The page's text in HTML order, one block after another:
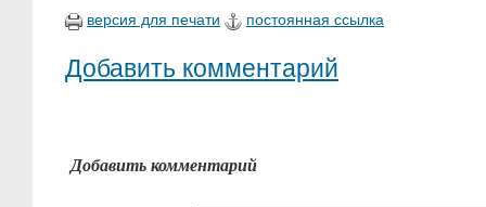
версия для печати постоянная ссылка
Добавить комментарий
Добавить комментарий